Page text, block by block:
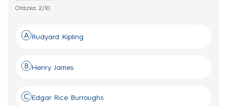
Otázka 2/10
Rudyard Kipling
Henry James
Edgar Rice Burroughs